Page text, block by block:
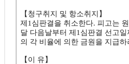
【청구취지 및 항소취지】
제1심판결을 취소한다. 피고는
달 다음날부터 제1심판결 선고
의 각 비율에 의한 금원을 지급하
【이 유】